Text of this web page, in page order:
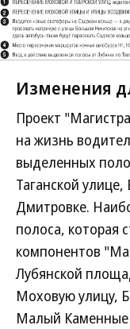
Изменения
Проект
на жизнь
выделенных
Таганской
Дмитровке.
полоса, которая
компонентов
Лубянской
Моховую улицу,
Малый Каменные